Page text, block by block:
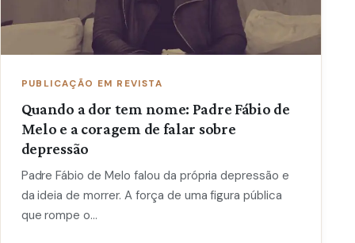
PUBLICAÇÃO EM REVISTA
Quando a dor tem nome: Padre Fábio de
Melo e a coragem de falar sobre
depressão
Padre Fábio de Melo falou da própria depressão e
da ideia de morrer. A força de uma figura pública
que rompe o…